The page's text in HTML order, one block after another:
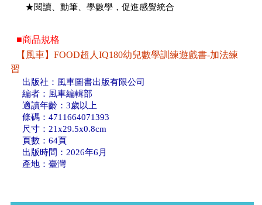
★閱讀、動筆、學數學，促進感覺統合
■商品規格
【風車】FOOD超人IQ180幼兒數學訓練遊戲書-加法練
習
出版社：風車圖書出版有限公司
編者：風車編輯部
適讀年齡：3歲以上
條碼：4711664071393
尺寸：21x29.5x0.8cm
頁數：64頁
出版時間：2026年6月
產地：臺灣